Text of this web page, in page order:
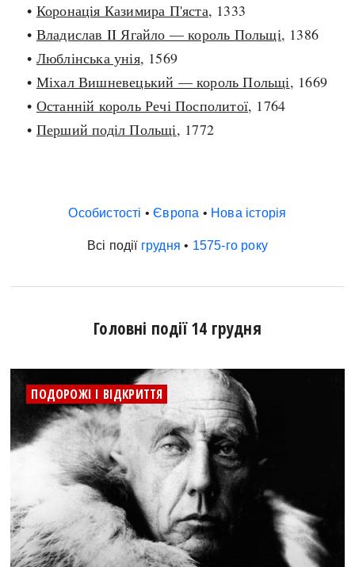
• Коронація Казимира П'яста, 1333
• Владислав II Ягайло — король Польщі, 1386
• Люблінська унія, 1569
• Міхал Вишневецький — король Польщі, 1669
• Останній король Речі Посполитої, 1764
• Перший поділ Польщі, 1772
Особистості •Європа • Нова історія
Всі події грудня • 1575-го року
Головні події 14 грудня
ПОДОРОЖІ І ВІДКРИТТЯ